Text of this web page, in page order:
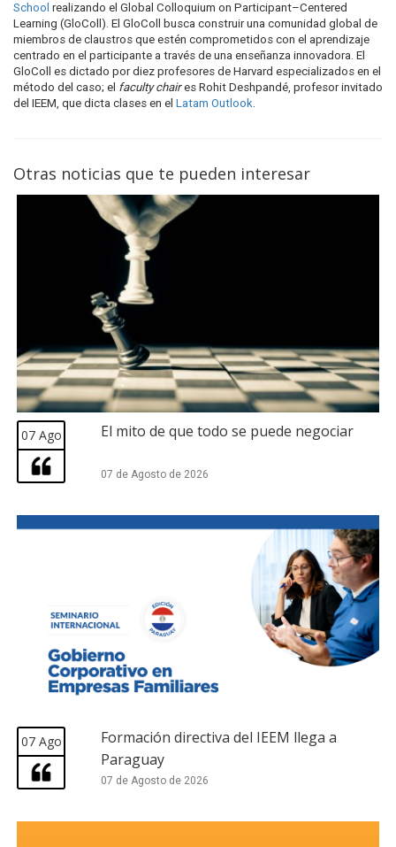
School realizando el Global Colloquium on Participant–Centered
Learning (GloColl). El GloColl busca construir una comunidad global de
miembros de claustros que estén comprometidos con el aprendizaje
centrado en el participante a través de una enseñanza innovadora. El
GloColl es dictado por diez profesores de Harvard especializados en el
método del caso; el faculty chaires Rohit Deshpandé, profesor invitado
del IEEM, que dicta clases en el Latam Outlook.
Otras noticias que te pueden interesar
07 Ago El mito de que todo se puede negociar
07 de Agosto de 2026
07 Ago
Formación directiva del IEEM llega a
Paraguay
07 de Agosto de 2026